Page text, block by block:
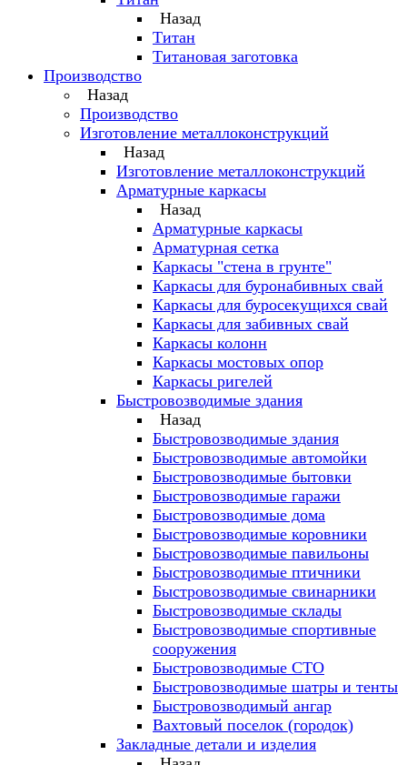
Назад
Титан
Титановая заготовка
Производство
Назад
Производство
Изготовление металлоконструкций
Назад
Изготовление металлоконструкций
Арматурные каркасы
Назад
Арматурные каркасы
Арматурная сетка
Каркасы "стена в грунте"
Каркасы для буронабивных свай
Каркасы для буросекущихся свай
Каркасы для забивных свай
Каркасы колонн
Каркасы мостовых опор
Каркасы ригелей
Быстровозводимые здания
Назад
Быстровозводимые здания
Быстровозводимые автомойки
Быстровозводимые бытовки
Быстровозводимые гаражи
Быстровозводимые дома
Быстровозводимые коровники
Быстровозводимые павильоны
Быстровозводимые птичники
Быстровозводимые свинарники
Быстровозводимые склады
Быстровозводимые спортивные
сооружения
Быстровозводимые СТО
Быстровозводимые шатры и тенты
Быстровозводимый ангар
Вахтовый поселок (городок)
Закладные детали и изделия